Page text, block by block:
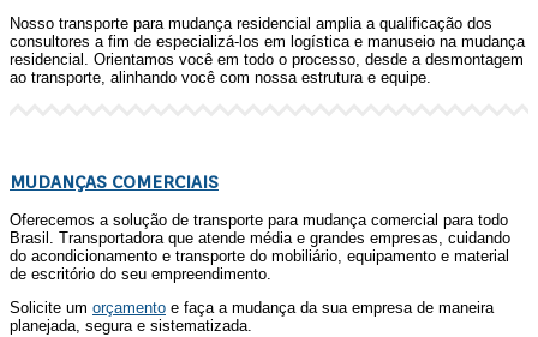
Nosso transporte para mudança residencial amplia a qualificação dos
consultores a fim de especializá-los em logística e manuseio na mudança
residencial. Orientamos você em todo o processo, desde a desmontagem
ao transporte, alinhando você com nossa estrutura e equipe.
MUDANÇAS COMERCIAIS
Oferecemos a solução de transporte para mudança comercial para todo
Brasil. Transportadora que atende média e grandes empresas, cuidando
do acondicionamento e transporte do mobiliário, equipamento e material
de escritório do seu empreendimento.
Solicite um orçamento e faça a mudança da sua empresa de maneira
planejada, segura e sistematizada.